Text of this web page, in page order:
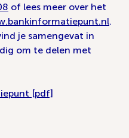
of lees meer over het
.
je samengevat in
om te delen met
[pdf]